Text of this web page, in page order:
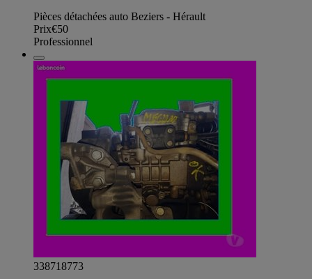
Pièces détachées auto Beziers - Hérault
Prix€50
Professionnel
338718773